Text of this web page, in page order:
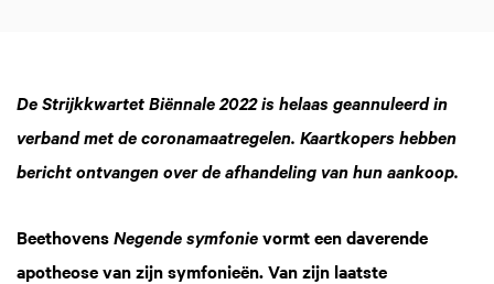
De Strijkkwartet Biënnale 2022 is helaas geannuleerd in
verband met de coronamaatregelen. Kaartkopers hebben
bericht ontvangen over de afhandeling van hun aankoop.
Beethovens Negende symfonie vormt een daverende
apotheose van zijn symfonieën. Van zijn laatste